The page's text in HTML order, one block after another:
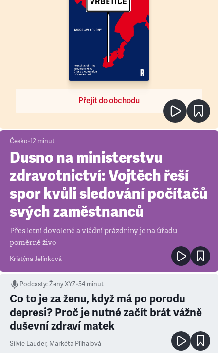
Přejít do obchodu
Česko•12 minut
Dusno na ministerstvu
zdravotnictví: Vojtěch řeší
spor kvůli sledování počítačů
svých zaměstnanců
Přes letní dovolené a vládní prázdniny je na úřadu
poměrně živo
Kristýna Jelínková
Podcasty:Ženy XYZ•54 minut
Co to je za ženu, když má po porodu
depresi? Proč je nutné začít brát vážně
duševní zdraví matek
Silvie Lauder, Markéta Plíhalová